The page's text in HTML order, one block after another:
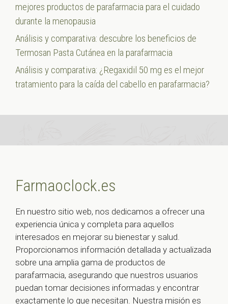
mejores productos de parafarmacia para el cuidado
durante la menopausia
Análisis y comparativa: descubre los beneficios de
Termosan Pasta Cutánea en la parafarmacia
Análisis y comparativa: ¿Regaxidil 50 mg es el mejor
tratamiento para la caída del cabello en parafarmacia?
Farmaoclock.es
En nuestro sitio web, nos dedicamos a ofrecer una
experiencia única y completa para aquellos
interesados en mejorar su bienestar y salud.
Proporcionamos información detallada y actualizada
sobre una amplia gama de productos de
parafarmacia, asegurando que nuestros usuarios
puedan tomar decisiones informadas y encontrar
exactamente lo que necesitan. Nuestra misión es